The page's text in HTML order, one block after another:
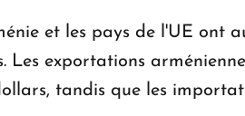
et les pays de l'UE ont
exportations
tandis que les